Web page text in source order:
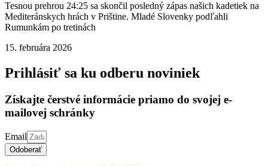
Tesnou prehrou 24:25 sa skončil posledný zápas našich kadetiek na
Mediteránskych hrách v Prištine. Mladé Slovenky podľahli
Rumunkám po tretinách
15. februára 2026
Prihlásiť sa ku odberu noviniek
Získajte čerstvé informácie priamo do svojej e-
mailovej schránky
Email
Odoberať